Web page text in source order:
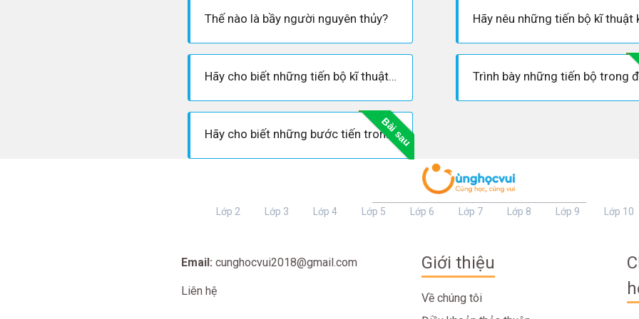
Thế nào là bầy người nguyên thủy?
Hãy cho biết những tiến bộ kĩ thuật của thời đá mới.
Bài sau
Hãy cho biết những bước tiến trong lao động và đời sống của người nguyên thuỷ
Lớp 2 Lớp 3 Lớp 4 Lớp 5 Lớp 6 Lớp 7 Lớp 8 Lớp 9 Lớp 10
Email: cunghocvui2018@gmail.com
Liên hệ
Giới thiệu
Về chúng tôi